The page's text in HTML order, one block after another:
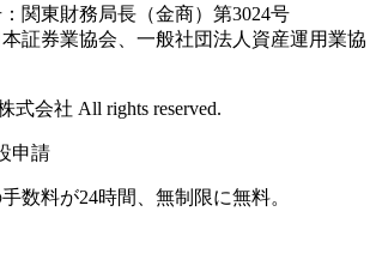
関東財務局長（金商）第3024号
証券業協会、一般社団法人資産運用業協
式会社 All rights reserved.
申請
数料が24時間、無制限に無料。